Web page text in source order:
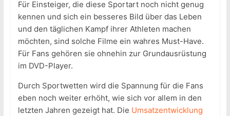
Für Einsteiger, die diese Sportart noch nicht genug
kennen und sich ein besseres Bild über das Leben
und den täglichen Kampf ihrer Athleten machen
möchten, sind solche Filme ein wahres Must-Have.
Für Fans gehören sie ohnehin zur Grundausrüstung
im DVD-Player.
Durch Sportwetten wird die Spannung für die Fans
eben noch weiter erhöht, wie sich vor allem in den
letzten Jahren gezeigt hat. Die Umsatzentwicklung